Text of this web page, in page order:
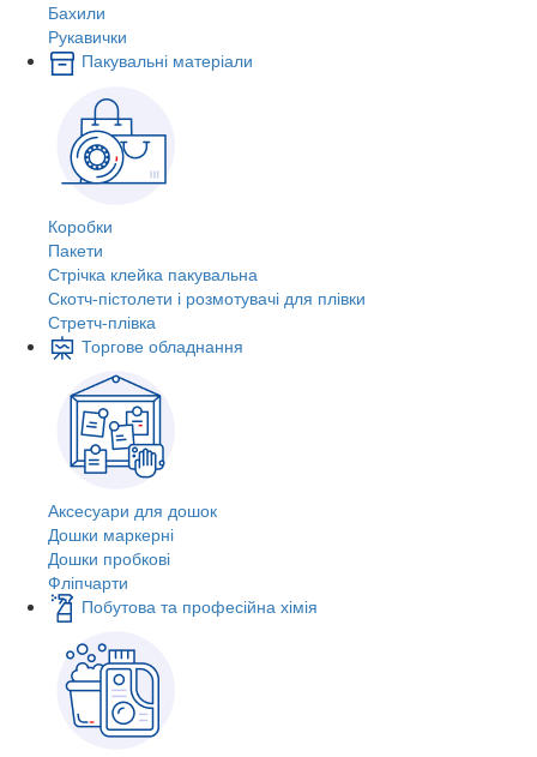
Бахили
Рукавички
Пакувальні матеріали
Коробки
Пакети
Стрічка клейка пакувальна
Скотч-пістолети і розмотувачі для плівки
Стретч-плівка
Торгове обладнання
Аксесуари для дошок
Дошки маркерні
Дошки пробкові
Фліпчарти
Побутова та професійна хімія